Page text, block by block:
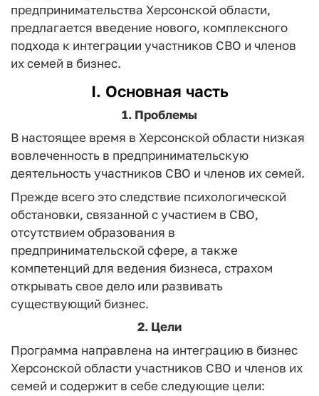
предпринимательства Херсонской области,
предлагается введение нового, комплексного
подхода к интеграции участников СВО и членов
их семей в бизнес.
I. Основная часть
1. Проблемы
В настоящее время в Херсонской области низкая
вовлеченность в предпринимательскую
деятельность участников СВО и членов их семей.
Прежде всего это следствие психологической
обстановки, связанной с участием в СВО,
отсутствием образования в
предпринимательской сфере, а также
компетенций для ведения бизнеса, страхом
открывать свое дело или развивать
существующий бизнес.
2. Цели
Программа направлена на интеграцию в бизнес
Херсонской области участников СВО и членов их
семей и содержит в себе следующие цели: